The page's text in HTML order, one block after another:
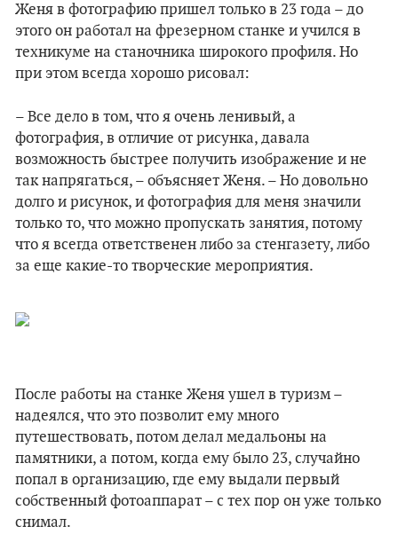
Женя в фотографию пришел только в 23 года – до
этого он работал на фрезерном станке и учился в
техникуме на станочника широкого профиля. Но
при этом всегда хорошо рисовал:
– Все дело в том, что я очень ленивый, а
фотография, в отличие от рисунка, давала
возможность быстрее получить изображение и не
так напрягаться, – объясняет Женя. – Но довольно
долго и рисунок, и фотография для меня значили
только то, что можно пропускать занятия, потому
что я всегда ответственен либо за стенгазету, либо
за еще какие-то творческие мероприятия.
После работы на станке Женя ушел в туризм –
надеялся, что это позволит ему много
путешествовать, потом делал медальоны на
памятники, а потом, когда ему было 23, случайно
попал в организацию, где ему выдали первый
собственный фотоаппарат – с тех пор он уже только
снимал.